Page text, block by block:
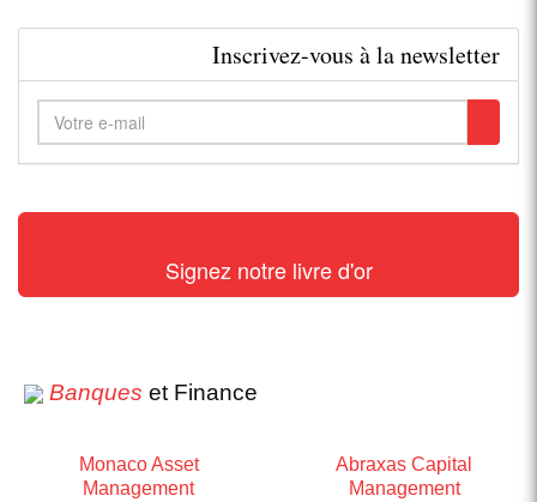
Inscrivez-vous à la newsletter
Signez notre livre d'or
Banques et Finance
Monaco Asset
Management
Abraxas Capital
Management